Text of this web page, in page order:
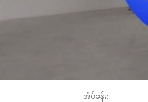
အိပ်ခန်း: